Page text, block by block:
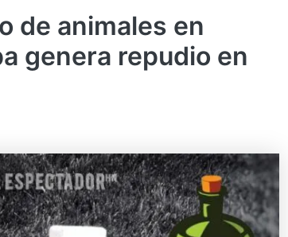
de animales en
genera repudio en